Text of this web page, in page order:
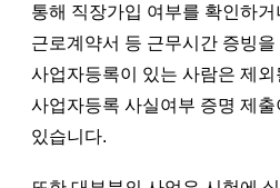
통해 직장가입 여부를 확인하
근로계약서 등 근무시간 증빙
사업자등록이 있는 사람은 제외
사업자등록 사실여부 증명 제출
있습니다.